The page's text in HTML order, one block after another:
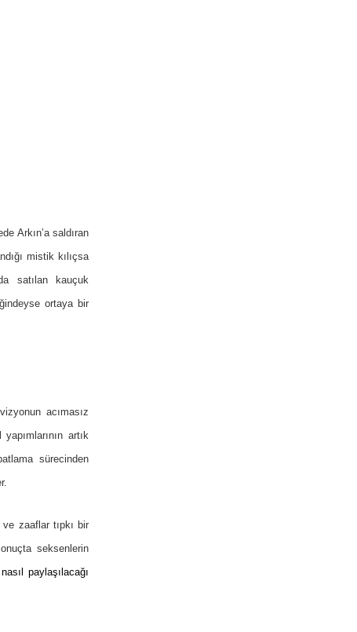
Arkın’a saldıran
mistik kılıçsa
satılan kauçuk
ortaya bir
acımasız
artık
sürecinden
zaaflar tıpkı bir
seksenlerin
paylaşılacağı